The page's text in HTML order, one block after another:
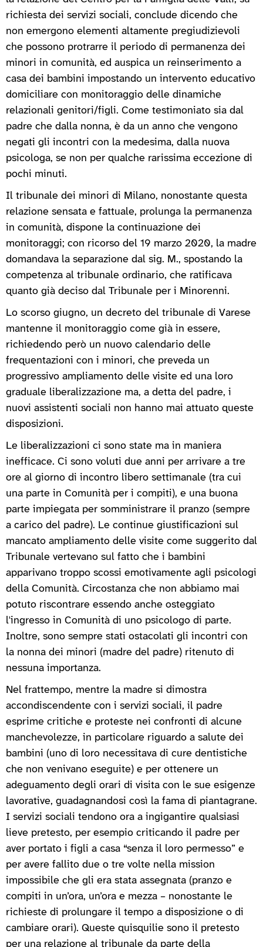
richiesta dei servizi sociali, conclude dicendo che
non emergono elementi altamente pregiudizievoli
che possono protrarre il periodo di permanenza dei
minori in comunità, ed auspica un reinserimento a
casa dei bambini impostando un intervento educativo
domiciliare con monitoraggio delle dinamiche
relazionali genitori/figli. Come testimoniato sia dal
padre che dalla nonna, è da un anno che vengono
negati gli incontri con la medesima, dalla nuova
psicologa, se non per qualche rarissima eccezione di
pochi minuti.
Il tribunale dei minori di Milano, nonostante questa
relazione sensata e fattuale, prolunga la permanenza
in comunità, dispone la continuazione dei
monitoraggi; con ricorso del 19 marzo 2020, la madre
domandava la separazione dal sig. M., spostando la
competenza al tribunale ordinario, che ratificava
quanto già deciso dal Tribunale per i Minorenni.
Lo scorso giugno, un decreto del tribunale di Varese
mantenne il monitoraggio come già in essere,
richiedendo però un nuovo calendario delle
frequentazioni con i minori, che preveda un
progressivo ampliamento delle visite ed una loro
graduale liberalizzazione ma, a detta del padre, i
nuovi assistenti sociali non hanno mai attuato queste
disposizioni.
Le liberalizzazioni ci sono state ma in maniera
inefficace. Ci sono voluti due anni per arrivare a tre
ore al giorno di incontro libero settimanale (tra cui
una parte in Comunità per i compiti), e una buona
parte impiegata per somministrare il pranzo (sempre
a carico del padre). Le continue giustificazioni sul
mancato ampliamento delle visite come suggerito dal
Tribunale vertevano sul fatto che i bambini
apparivano troppo scossi emotivamente agli psicologi
della Comunità. Circostanza che non abbiamo mai
potuto riscontrare essendo anche osteggiato
l'ingresso in Comunità di uno psicologo di parte.
Inoltre, sono sempre stati ostacolati gli incontri con
la nonna dei minori (madre del padre) ritenuto di
nessuna importanza.
Nel frattempo, mentre la madre si dimostra
accondiscendente con i servizi sociali, il padre
esprime critiche e proteste nei confronti di alcune
manchevolezze, in particolare riguardo a salute dei
bambini (uno di loro necessitava di cure dentistiche
che non venivano eseguite) e per ottenere un
adeguamento degli orari di visita con le sue esigenze
lavorative, guadagnandosi così la fama di piantagrane.
I servizi sociali tendono ora a ingigantire qualsiasi
lieve pretesto, per esempio criticando il padre per
aver portato i figli a casa “senza il loro permesso” e
per avere fallito due o tre volte nella mission
impossibile che gli era stata assegnata (pranzo e
compiti in un’ora, un’ora e mezza – nonostante le
richieste di prolungare il tempo a disposizione o di
cambiare orari). Queste quisquilie sono il pretesto
per una relazione al tribunale da parte della